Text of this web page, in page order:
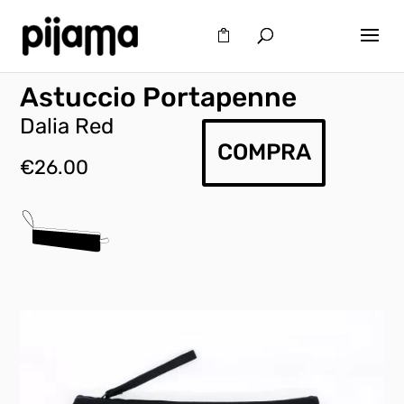
Astuccio Portapenne
Dalia Red
€26.00
COMPRA